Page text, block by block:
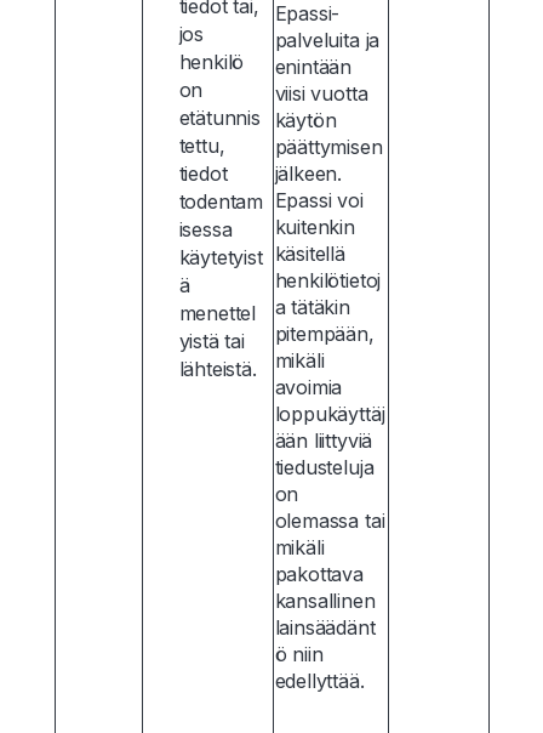
tiedot tai,
jos
henkilö
on
etätunnis
tettu,
tiedot
todentam
isessa
käytetyist
ä
menettel
yistä tai
lähteistä.
Epassi-
palveluita ja
enintään
viisi vuotta
käytön
päättymisen
jälkeen.
Epassi voi
kuitenkin
käsitellä
henkilötietoj
a tätäkin
pitempään,
mikäli
avoimia
loppukäyttäj
ään liittyviä
tiedusteluja
on
olemassa tai
mikäli
pakottava
kansallinen
lainsäädänt
ö niin
edellyttää.